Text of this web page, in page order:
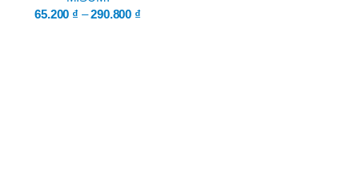
65.200 ₫ – 290.800 ₫